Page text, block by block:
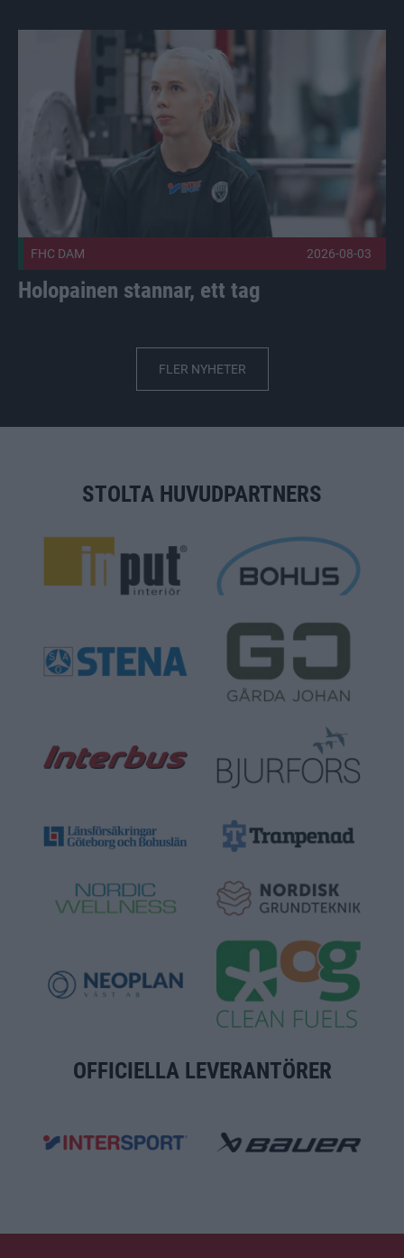
FHC DAM 2026-08-03
Holopainen stannar, ett tag
FLER NYHETER
STOLTA HUVUDPARTNERS
OFFICIELLA LEVERANTÖRER